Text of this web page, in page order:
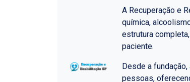
A Recuperação e
química,
estrutura
paciente.
Desde a
pessoas,